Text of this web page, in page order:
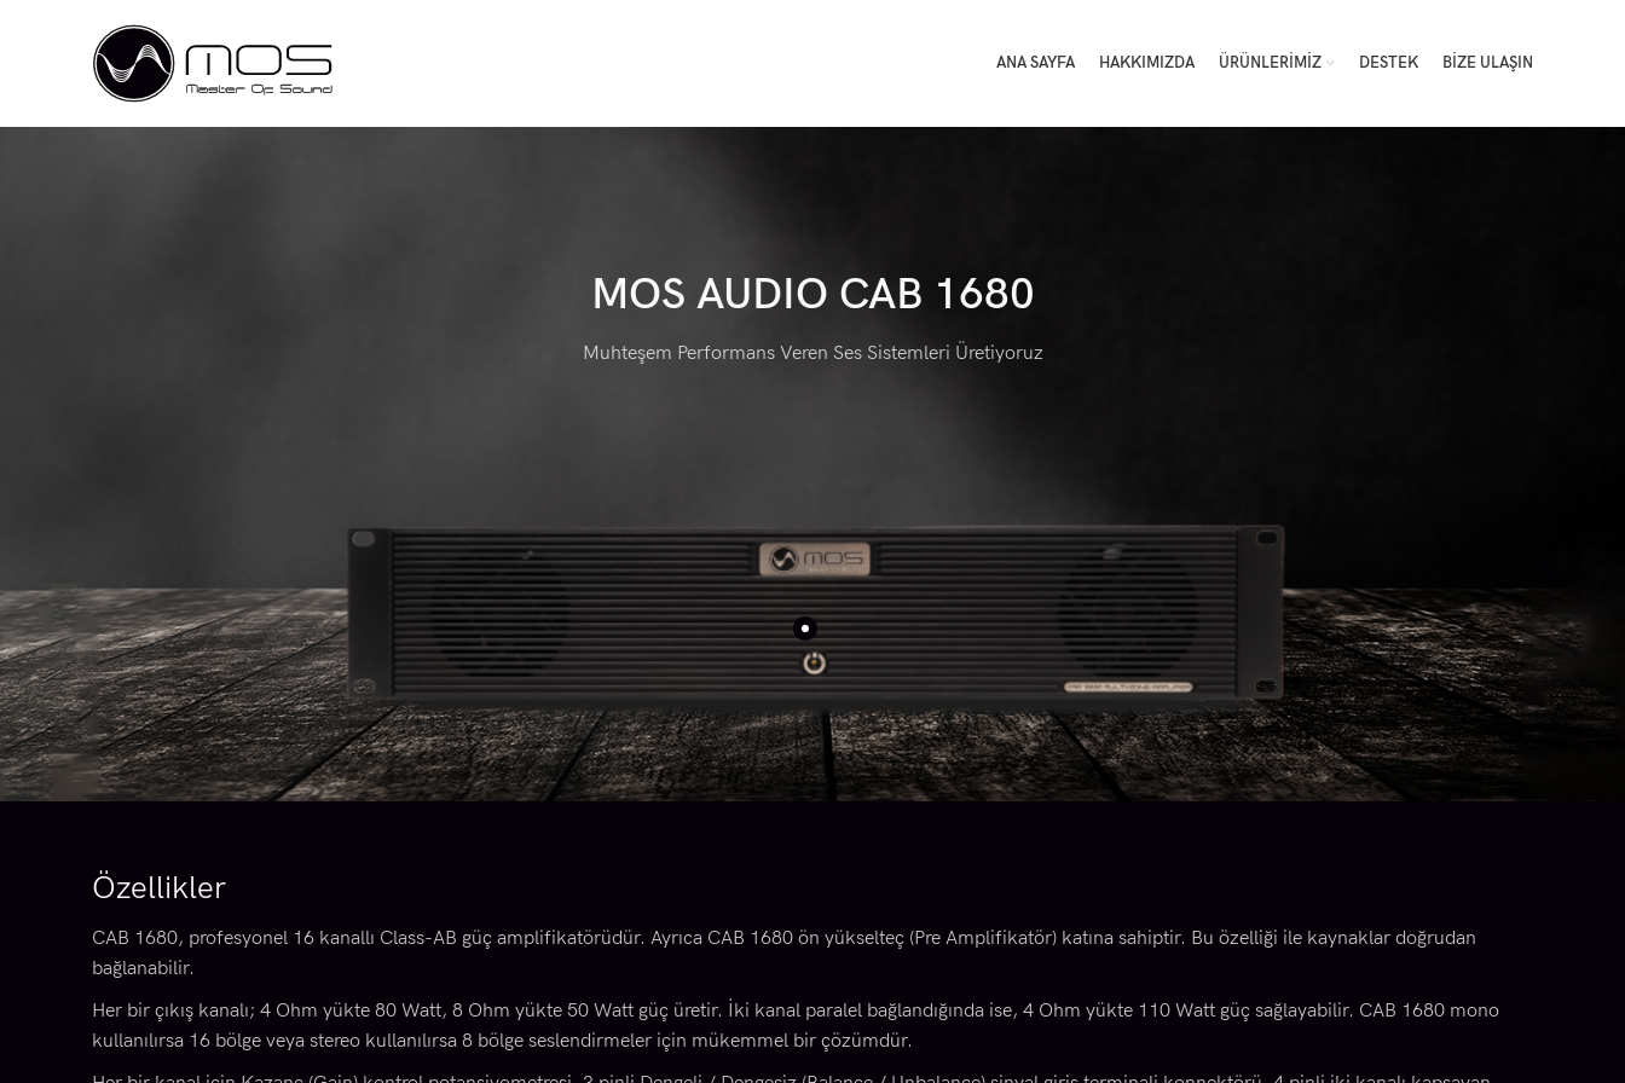
ANA SAYFA HAKKIMIZDA ÜRÜNLERIMIZ DESTEK BIZE ULAŞIN
MOS AUDIO CAB 1680
Muhteşem Performans Veren Ses Sistemleri Üretiyoruz
Özellikler
CAB 1680, profesyonel 16 kanallı Class-AB güç amplifikatörüdür. Ayrıca CAB 1680 ön yükselteç (Pre Amplifikatör) katına sahiptir. Bu özelliği ile kaynaklar doğrudan
bağlanabilir.
Her bir çıkış kanalı; 4 Ohm yükte 80 Watt, 8 Ohm yükte 50 Watt güç üretir. İki kanal paralel bağlandığında ise, 4 Ohm yükte 110 Watt güç sağlayabilir. CAB 1680 mono
kullanılırsa 16 bölge veya stereo kullanılırsa 8 bölge seslendirmeler için mükemmel bir çözümdür.